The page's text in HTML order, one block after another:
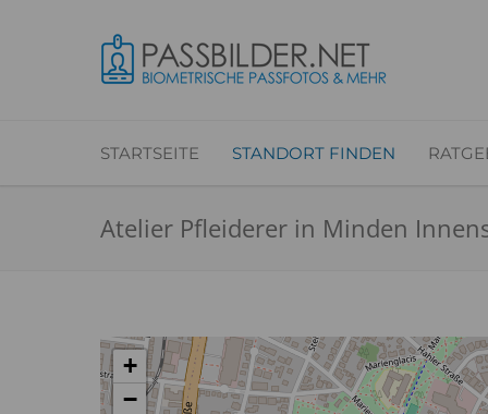
STARTSEITE STANDORT FINDEN
Atelier Pfleiderer in Minden
+
−